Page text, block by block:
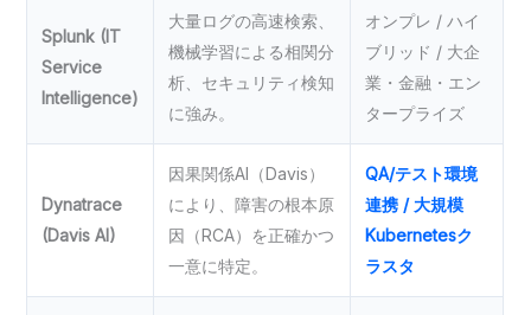
Splunk (IT
Service
Intelligence)
大量ログの高速検索、
機械学習による相関分
析、セキュリティ検知
に強み。
オンプレ / ハイ
ブリッド / 大企
業・金融・エン
タープライズ
Dynatrace
(Davis AI)
因果関係AI（Davis）
により、障害の根本原
因（RCA）を正確かつ
一意に特定。
QA/テスト環境
連携 / 大規模
Kubernetesク
ラスタ